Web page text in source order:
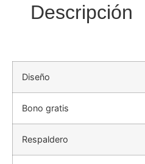
Descripción
Diseño
Bono gratis
Respaldero